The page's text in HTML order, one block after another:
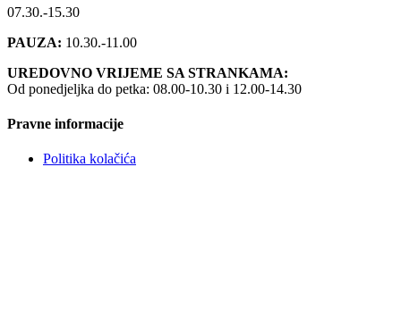
07.30.-15.30
PAUZA: 10.30.-11.00
UREDOVNO VRIJEME SA STRANKAMA:
Od ponedjeljka do petka: 08.00-10.30 i 12.00-14.30
Pravne informacije
Politika kolačića